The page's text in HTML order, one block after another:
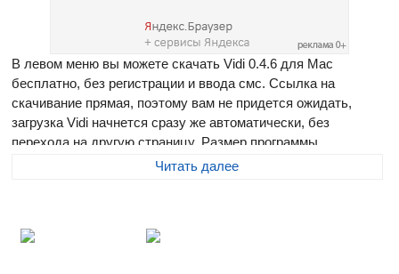
В левом меню вы можете скачать Vidi 0.4.6 для Mac
бесплатно, без регистрации и ввода смс. Ссылка на
скачивание прямая, поэтому вам не придется ожидать,
загрузка Vidi начнется сразу же автоматически, без
перехода на другую страницу. Размер программы
видео сигнала с устройств Formac Studio DV/TV/TVR.
Читать далее